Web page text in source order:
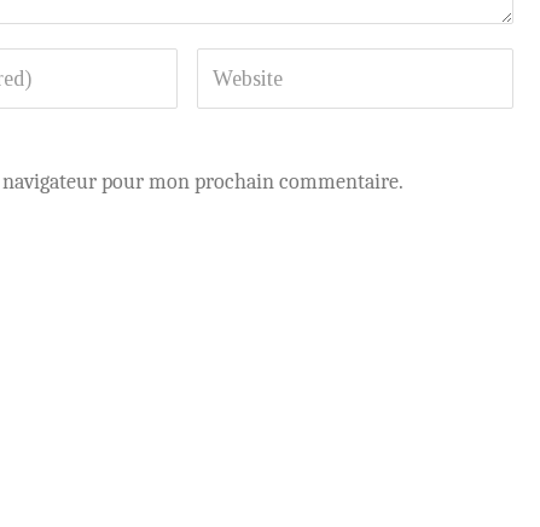
pour mon prochain commentaire.